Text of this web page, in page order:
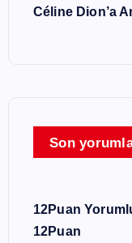
Céline Dion’a
Son
12Puan
12Puan